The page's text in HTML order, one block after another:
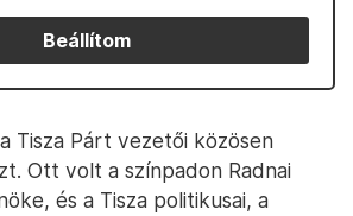
Beállítom
Tisza Párt vezetői közösen
Ott volt a színpadon Radnai
és a Tisza politikusai, a